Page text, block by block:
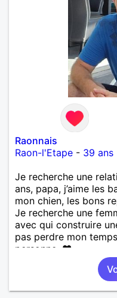
Raonnais
Raon-l'Etape - 39 ans
Je recherche une
ans, papa, j’aime les
mon chien, les bons
Je recherche une
avec qui construire
pas perdre mon
personne. ❤️